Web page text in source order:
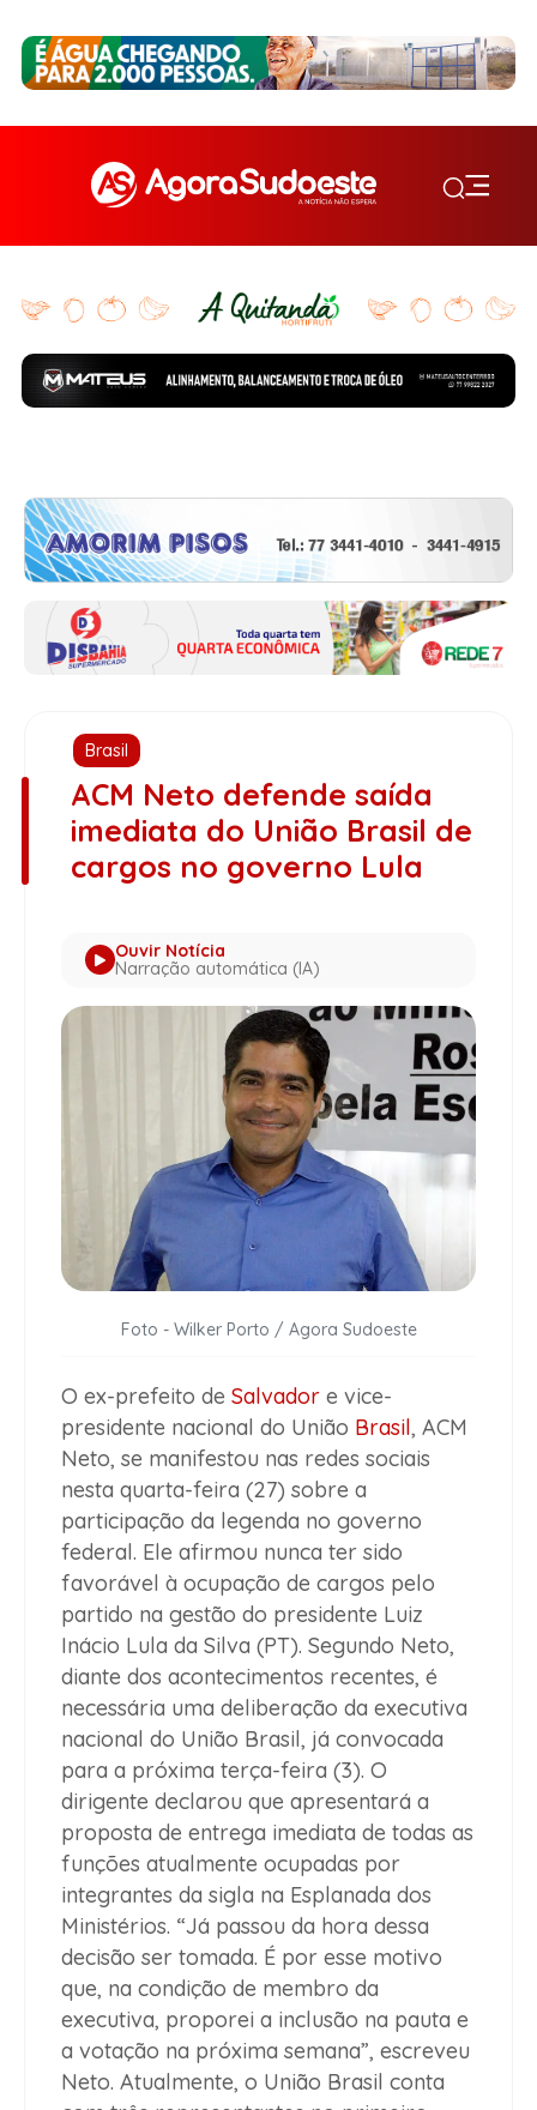
Brasil
ACM Neto defende saída
imediata do União Brasil de
cargos no governo Lula
Ouvir Notícia
Narração automática (IA)
Foto - Wilker Porto / Agora Sudoeste
O ex-prefeito de Salvador e vice-
presidente nacional do União Brasil, ACM
Neto, se manifestou nas redes sociais
nesta quarta-feira (27) sobre a
participação da legenda no governo
federal. Ele afirmou nunca ter sido
favorável à ocupação de cargos pelo
partido na gestão do presidente Luiz
Inácio Lula da Silva (PT). Segundo Neto,
diante dos acontecimentos recentes, é
necessária uma deliberação da executiva
nacional do União Brasil, já convocada
para a próxima terça-feira (3). O
dirigente declarou que apresentará a
proposta de entrega imediata de todas as
funções atualmente ocupadas por
integrantes da sigla na Esplanada dos
Ministérios. “Já passou da hora dessa
decisão ser tomada. É por esse motivo
que, na condição de membro da
executiva, proporei a inclusão na pauta e
a votação na próxima semana”, escreveu
Neto. Atualmente, o União Brasil conta